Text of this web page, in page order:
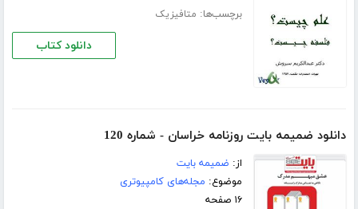
برچسب‌ها: متافیزیک
دانلود کتاب
دانلود ضمیمه بایت روزنامه خراسان - شماره 120
از: ضمیمه بایت
موضوع: مجله‌های کامپیوتری
۱۶ صفحه